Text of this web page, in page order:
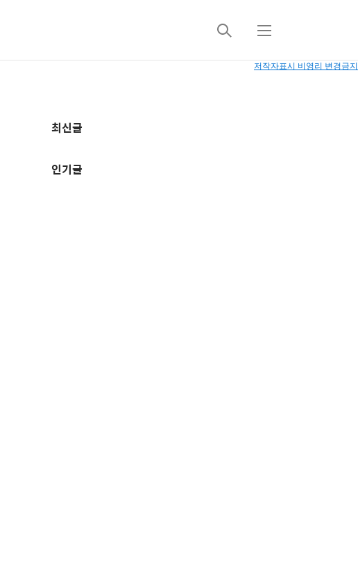
검
메
저작자표시 비영리 변경금지
추
정
최신글
인기글